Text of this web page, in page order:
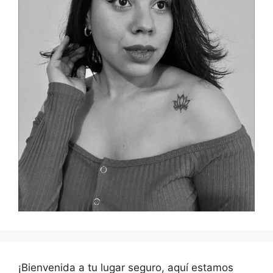
¡Bienvenida a tu lugar seguro, aquí estamos